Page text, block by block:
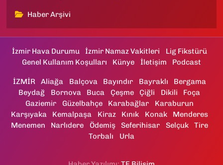
Haber Arşivi
İzmir Hava Durumu İzmir Namaz Vakitleri
Lig Fikstürü
Genel Kullanım Koşulları
Künye İletişim Podcast
İZMİR Aliağa Balçova Bayındır Bayraklı
Bergama
Beydağ
Bornova Buca Çeşme Çiğli Dikili
Foça
Gaziemir
Güzelbahçe Karabağlar
Karaburun
Karşıyaka
Kemalpaşa Kiraz Kınık Konak
Menderes
Menemen
Narlıdere Ödemiş Seferihisar Selçuk
Tire
Torbalı
Urla